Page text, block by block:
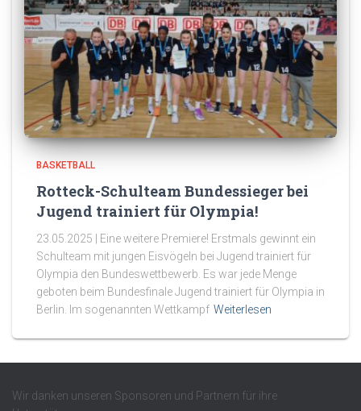
BASKETBALL
Rotteck-Schulteam Bundessieger bei
Jugend trainiert für Olympia!
23.05.2025 | Eine weitere Premiere! Erstmals gewinnt ein
Schulteam mit jungen Eisvögeln bei Jugend trainiert für
Olympia den Bundeswettbewerb. Es war jede Menge
geboten beim Bundesfinale Jugend trainiert für Olympia in
Berlin. Im sogenannten Wettkampf Weiterlesen
Wir danken unseren Sponsoren und Partnern für ihre